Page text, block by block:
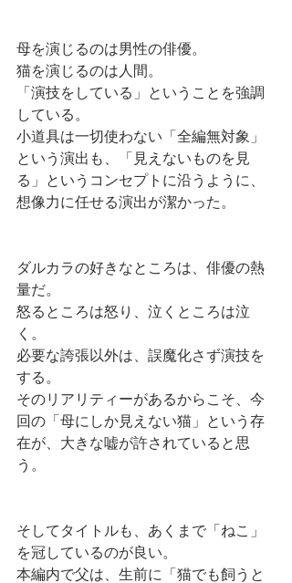
母を演じるのは男性の俳優。
猫を演じるのは人間。
「演技をしている」ということを強調
している。
小道具は一切使わない「全編無対象」
という演出も、「見えないものを見
る」というコンセプトに沿うように、
想像力に任せる演出が潔かった。
ダルカラの好きなところは、俳優の熱
量だ。
怒るところは怒り、泣くところは泣
く。
必要な誇張以外は、誤魔化さず演技を
する。
そのリアリティーがあるからこそ、今
回の「母にしか見えない猫」という存
在が、大きな嘘が許されていると思
う。
そしてタイトルも、あくまで「ねこ」
を冠しているのが良い。
本編内で父は、生前に「猫でも飼うと